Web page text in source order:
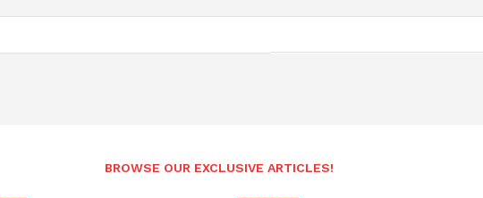
BROWSE OUR EXCLUSIVE ARTICLES!